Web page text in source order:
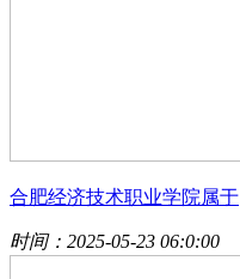
合肥经济技术职业学院属于
时间：2025-05-23 06:0:00